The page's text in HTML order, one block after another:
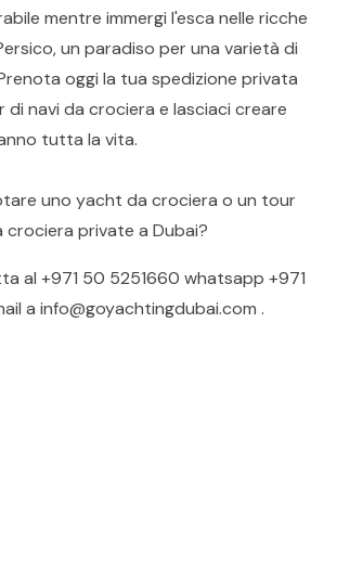
mentre immergi l'esca nelle ricche
un paradiso per una varietà di
oggi la tua spedizione privata
navi da crociera e lasciaci creare
tutta la vita.
uno yacht da crociera o un tour
crociera private a Dubai?
al +971 50 5251660 whatsapp +971
a info@goyachtingdubai.com .